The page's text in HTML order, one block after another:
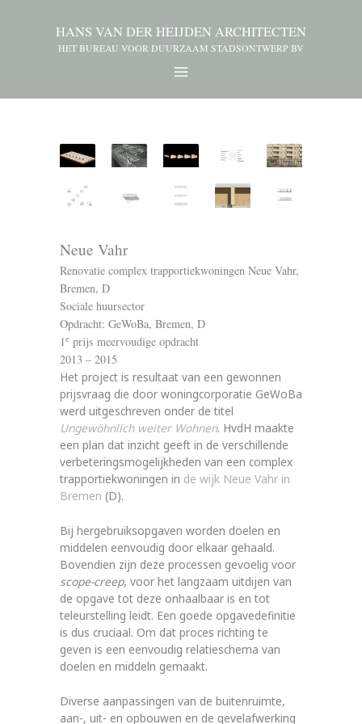
HANS VAN DER HEIJDEN ARCHITECTEN
HET BUREAU VOOR DUURZAAM STADSONTWERP BV
Neue Vahr
Renovatie complex trapportiekwoningen Neue Vahr,
Bremen, D
Sociale huursector
Opdracht: GeWoBa, Bremen, D
1e prijs meervoudige opdracht
2013 – 2015
Het project is resultaat van een gewonnen
prijsvraag die door woningcorporatie GeWoBa
werd uitgeschreven onder de titel
Ungewöhnlich weiter Wohnen. HvdH maakte
een plan dat inzicht geeft in de verschillende
verbeteringsmogelijkheden van een complex
trapportiekwoningen in de wijk Neue Vahr in
Bremen (D).
Bij hergebruiksopgaven worden doelen en
middelen eenvoudig door elkaar gehaald.
Bovendien zijn deze processen gevoelig voor
scope-creep, voor het langzaam uitdijen van
de opgave tot deze onhaalbaar is en tot
teleurstelling leidt. Een goede opgavedefinitie
is dus cruciaal. Om dat proces richting te
geven is een eenvoudig relatieschema van
doelen en middeln gemaakt.
Diverse aanpassingen van de buitenruimte,
aan-, uit- en opbouwen en de gevelafwerking